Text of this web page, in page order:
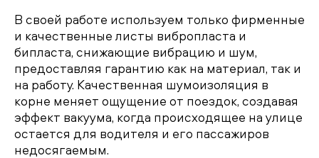
В своей работе используем только фирменные
и качественные листы вибропласта и
бипласта, снижающие вибрацию и шум,
предоставляя гарантию как на материал, так и
на работу. Качественная шумоизоляция в
корне меняет ощущение от поездок, создавая
эффект вакуума, когда происходящее на улице
остается для водителя и его пассажиров
недосягаемым.